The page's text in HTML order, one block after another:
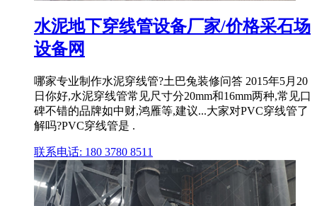
水泥地下穿线管设备厂家/价格采石场
设备网
哪家专业制作水泥穿线管?土巴兔装修问答 2015年5月20
日你好,水泥穿线管常见尺寸分20mm和16mm两种,常见口
碑不错的品牌如中财,鸿雁等,建议...大家对PVC穿线管了
解吗?PVC穿线管是 .
联系电话: 180 3780 8511